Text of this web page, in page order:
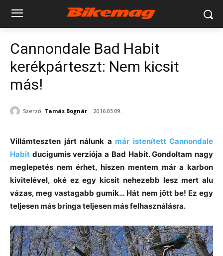
Cannondale Bad Habit
kerékpárteszt: Nem kicsit
más!
Szerző: Tamás Bognár 2016.03.09.
Villámteszten járt nálunk a már istenített Cannondale
Habit ducigumis verziója a Bad Habit. Gondoltam nagy
meglepetés nem érhet, hiszen mentem már a karbon
kivitelével, oké ez egy kicsit nehezebb lesz mert alu
vázas, meg vastagabb gumik… Hát nem jött be! Ez egy
teljesen más bringa teljesen más felhasználásra.